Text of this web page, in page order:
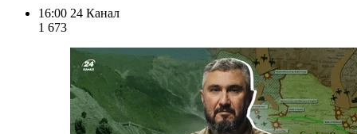
16:00 24 Канал
1 673